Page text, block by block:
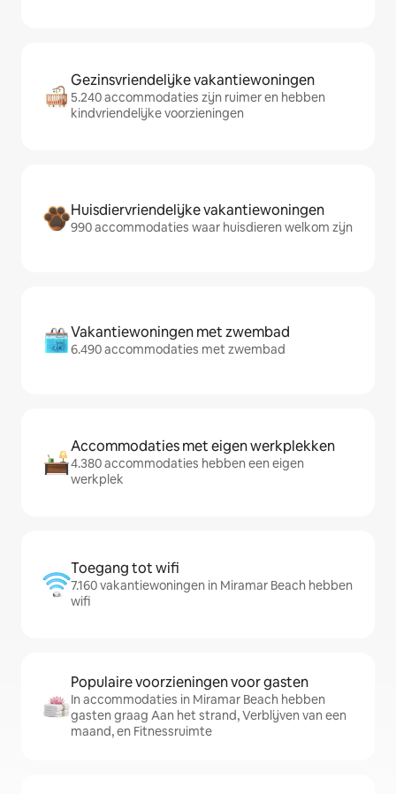
Gezinsvriendelijke vakantiewoningen
5.240 accommodaties zijn ruimer en hebben
kindvriendelijke voorzieningen
Huisdiervriendelijke vakantiewoningen
990 accommodaties waar huisdieren welkom zijn
Vakantiewoningen met zwembad
6.490 accommodaties met zwembad
Accommodaties met eigen werkplekken
4.380 accommodaties hebben een eigen
werkplek
Toegang tot wifi
7.160 vakantiewoningen in Miramar Beach hebben
wifi
Populaire voorzieningen voor gasten
In accommodaties in Miramar Beach hebben
gasten graag Aan het strand, Verblijven van een
maand, en Fitnessruimte